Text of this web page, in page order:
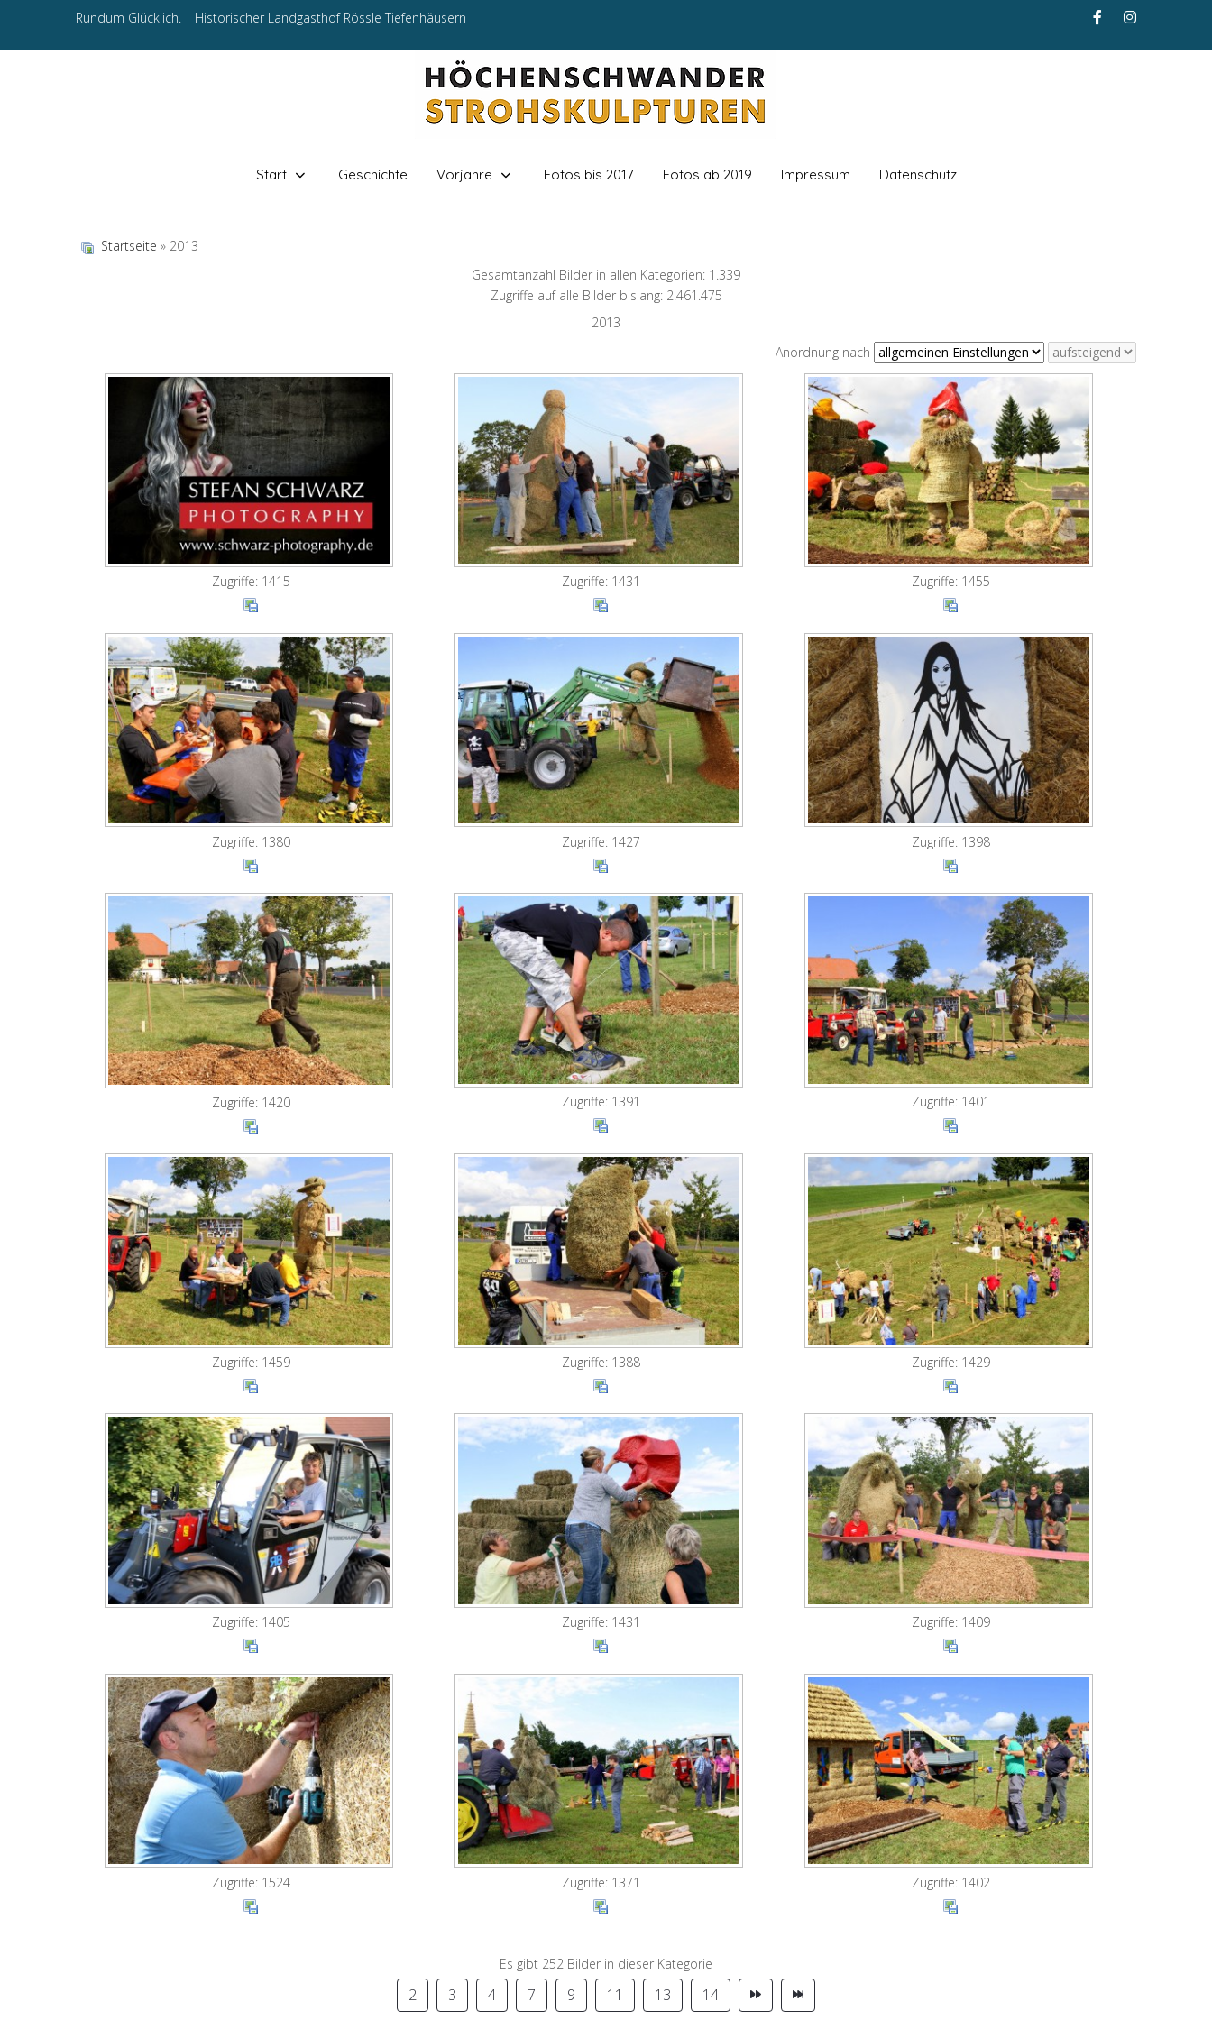
Rundum Glücklich. | Historischer Landgasthof Rössle Tiefenhäusern
Start Geschichte Vorjahre Fotos bis 2017 Fotos ab 2019 Impressum Datenschutz
Startseite » 2013
Gesamtanzahl Bilder in allen Kategorien: 1.339
Zugriffe auf alle Bilder bislang: 2.461.475
2013
Anordnung nach
Zugriffe: 1415 Zugriffe: 1431 Zugriffe: 1455
Zugriffe: 1380 Zugriffe: 1427 Zugriffe: 1398
Zugriffe: 1420 Zugriffe: 1391 Zugriffe: 1401
Zugriffe: 1459 Zugriffe: 1388 Zugriffe: 1429
Zugriffe: 1405 Zugriffe: 1431 Zugriffe: 1409
Zugriffe: 1524 Zugriffe: 1371 Zugriffe: 1402
Es gibt 252 Bilder in dieser Kategorie
2 3 4 7 9 11 13 14